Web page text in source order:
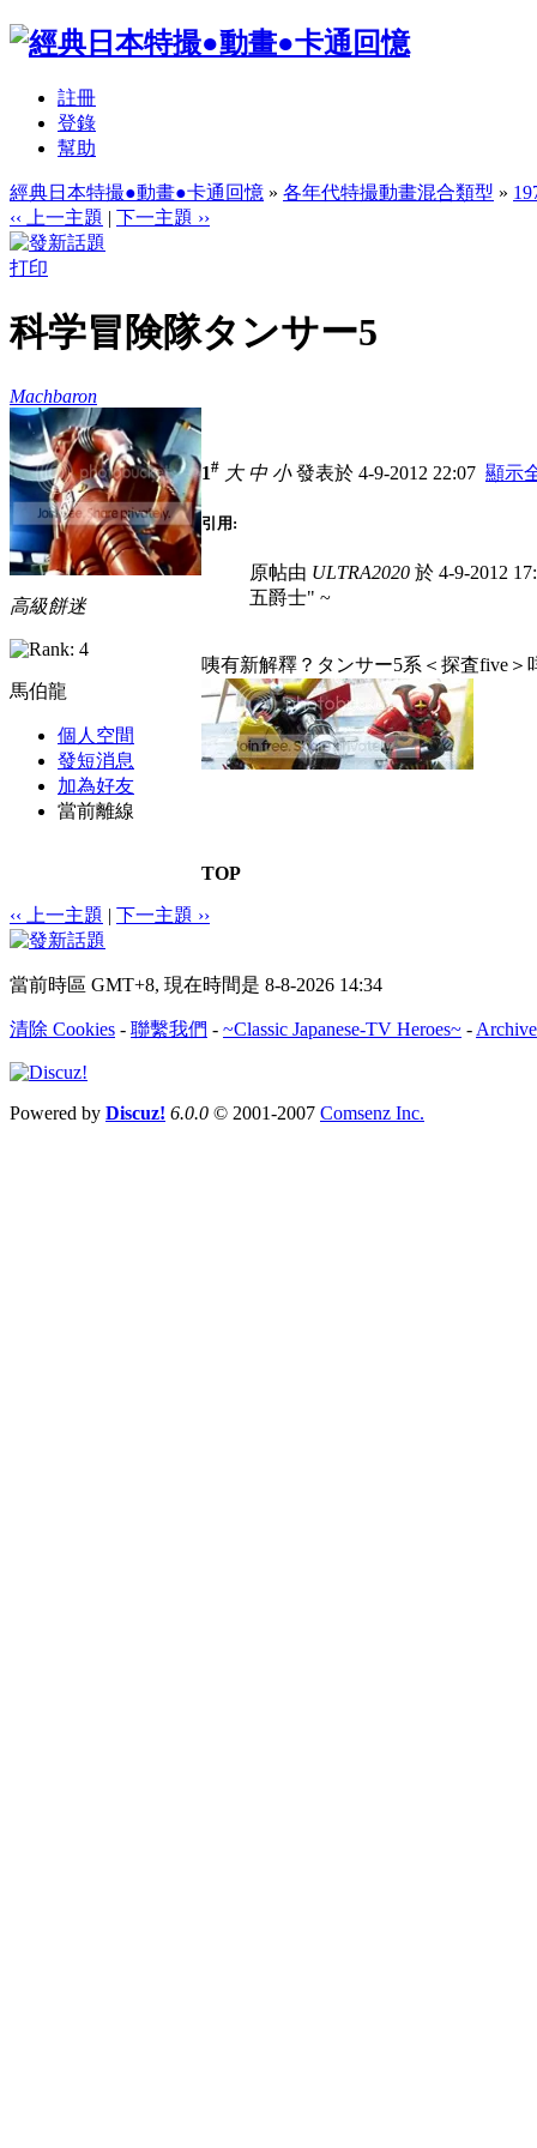
註冊
登錄
幫助
經典日本特撮●動畫●卡通回憶 » 各年代特撮動畫混合類型 »
‹‹ 上一主題 | 下一主題 ››
打印
科学冒険隊タンサー5
Machbaron
高級餅迷
馬伯龍
個人空間
發短消息
加為好友
當前離線
1# 大 中 小發表於 4-9-2012 22:07 顯示
引用:
原帖由 ULTRA2020 於 4-9-2012
五爵士" ~
咦有新解釋？タンサー5系＜探査five＞
TOP
‹‹ 上一主題 | 下一主題 ››
當前時區 GMT+8, 現在時間是 8-8-2026 14:34
清除 Cookies - 聯繫我們 - ~Classic Japanese-TV Heroes~ -
Powered by Discuz! 6.0.0 © 2001-2007 Comsenz Inc.